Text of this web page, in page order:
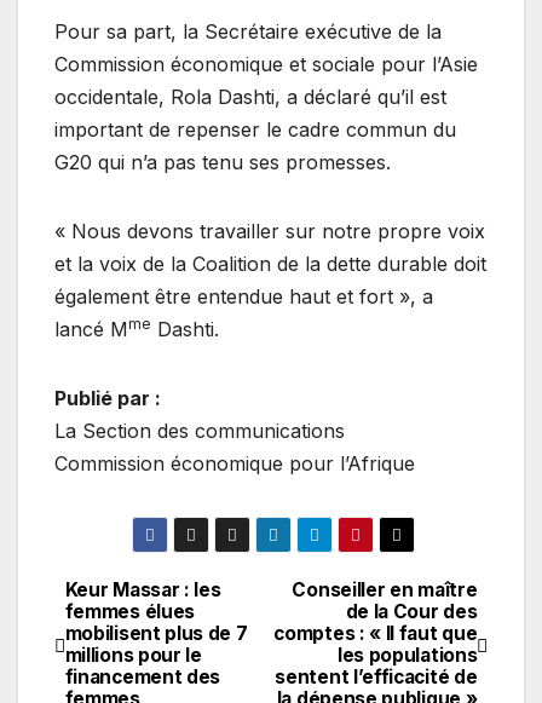
Pour sa part, la Secrétaire exécutive de la
Commission économique et sociale pour l’Asie
occidentale, Rola Dashti, a déclaré qu’il est
important de repenser le cadre commun du
G20 qui n’a pas tenu ses promesses.
« Nous devons travailler sur notre propre voix
et la voix de la Coalition de la dette durable doit
également être entendue haut et fort », a
lancé Mme Dashti.
Publié par :
La Section des communications
Commission économique pour l’Afrique
Navigation
de
Conseiller en maître
de la Cour des
comptes : « Il faut que
les populations
sentent l’efficacité de
Keur Massar : les
femmes élues
mobilisent plus de 7
millions pour le
financement des